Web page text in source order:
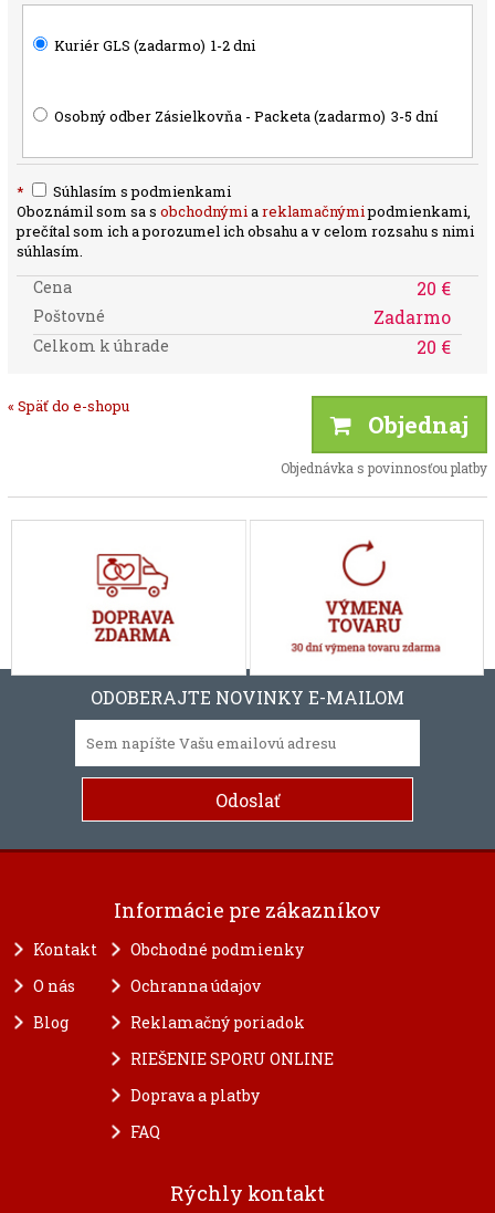
Kuriér GLS (zadarmo) 1-2 dni
Osobný odber Zásielkovňa - Packeta (zadarmo) 3-5 dní
*
Súhlasím s podmienkami
Oboznámil som sa sobchodnými areklamačnýmipodmienkami,
prečítal som ich a porozumel ich obsahu a v celom rozsahu s nimi
súhlasím.
Cena 20 €
Poštovné Zadarmo
Celkom k úhrade 20 €
« Späť do e-shopu
Objednaj
Objednávka s povinnosťou platby
ODOBERAJTE NOVINKY E-MAILOM
Informácie pre zákazníkov
Kontakt
O nás
Blog
Obchodné podmienky
Ochranna údajov
Reklamačný poriadok
RIEŠENIE SPORU ONLINE
Doprava a platby
FAQ
Rýchly kontakt